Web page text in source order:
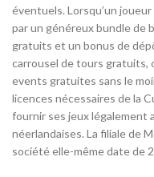
éventuels. Lorsqu’un
par un généreux bundle de
gratuits et un bonus de
carrousel de tours gratuits,
events gratuites sans le
licences nécessaires de la
fournir ses jeux légalement
néerlandaises. La filiale de
société elle-même date de